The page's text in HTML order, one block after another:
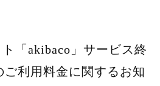
「akibaco」サービス終
ご利用料金に関するお知